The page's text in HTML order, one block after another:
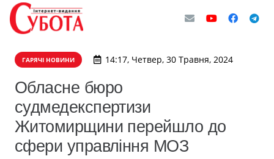
ГАРЯЧІ НОВИНИ 14:17, Четвер, 30 Травня, 2024
Обласне бюро
судмедекспертизи
Житомирщини перейшло до
сфери управління МОЗ